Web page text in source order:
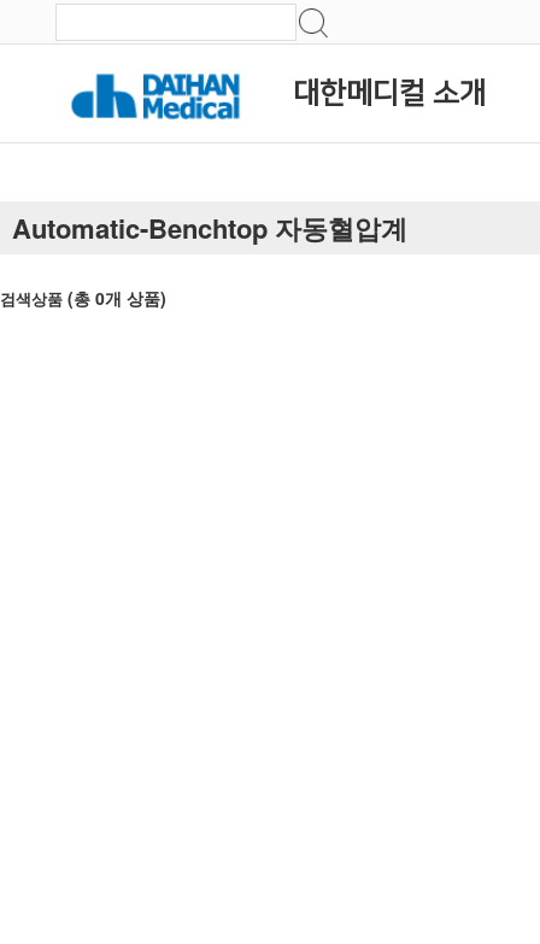
대한메디컬 소개
Automatic-Benchtop 자동혈압계
검색상품 (총 0개 상품)